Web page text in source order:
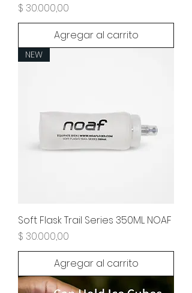
Precio
$ 30.000,00
Agregar al carrito
NEW
Soft Flask Trail Series 350ML NOAF
Precio
$ 30.000,00
Agregar al carrito